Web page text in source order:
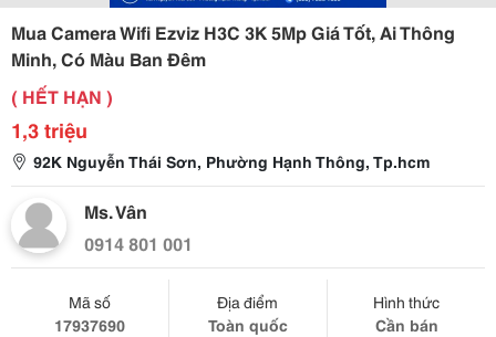
Mua Camera Wifi Ezviz H3C 3K 5Mp Giá Tốt, Ai Thông
Minh, Có Màu Ban Đêm
( HẾT HẠN )
1,3 triệu
92K Nguyễn Thái Sơn, Phường Hạnh Thông, Tp.hcm
Ms. Vân
0914 801 001
Mã số
17937690
Địa điểm
Toàn quốc
Hình thức
Cần bán